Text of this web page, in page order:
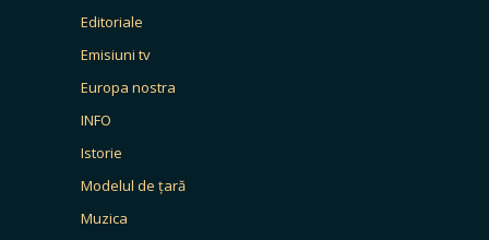
Editoriale
Emisiuni tv
Europa nostra
INFO
Istorie
Modelul de țară
Muzica